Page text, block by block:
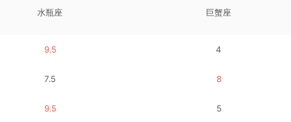
水瓶座
9.5
7.5
9.5
巨蟹座
4
8
5